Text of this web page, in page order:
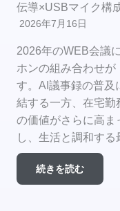
伝導×USBマイク構
2026年7月16日
2026年のWEB会議
ホンの組み合わせが
す。AI議事録の普及
結する一方、在宅勤
の価値がさらに高ま
し、生活と調和する
続きを読む